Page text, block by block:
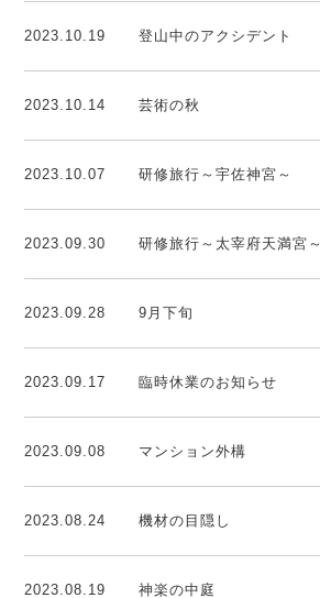
2023.10.19 登山中のアクシデント
2023.10.14 芸術の秋
2023.10.07 研修旅行～宇佐神宮～
2023.09.30 研修旅行～太宰府天満宮～
2023.09.28 9月下旬
2023.09.17 臨時休業のお知らせ
2023.09.08 マンション外構
2023.08.24 機材の目隠し
2023.08.19 神楽の中庭